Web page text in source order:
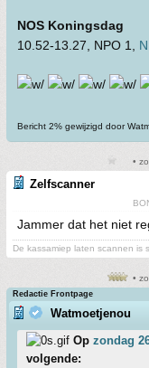
NOS Koningsdag
10.52-13.27, NPO 1,
Bericht 2% gewijzigd door
•
Zelfscanner
Jammer dat het niet
De kassamiep laten scannen is
•
Redactie Frontpage
Watmoetjenou
Op zondag
volgende: